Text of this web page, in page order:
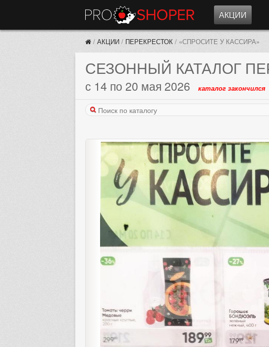
АКЦИИ
/ АКЦИИ / ПЕРЕКРЕСТОК / «СПРОСИТЕ У КАССИРА»
СЕЗОННЫЙ КАТАЛОГ
с 14 по 20 мая 2026 каталог закончился